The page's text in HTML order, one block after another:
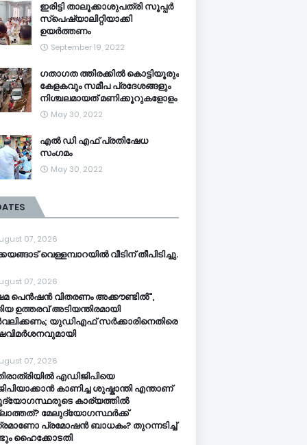
ഇരിട്ടി താലൂക്കാശുപത്രി സൂപ്പർ
സ്‌പെഷ്യാലിറ്റിയാക്കി
ഉയർത്തണം
September 19, 2022
ഗതാഗത ത്തിരക്കിൽ കൊട്ടിയൂരും
കേളകവും സമീപ പ്രദേശങ്ങളും
നിശ്ചലമായത് മണിക്കൂറുകളോളം
May 30, 2022
എൽ ഡി എഫ് പ്രതിഷേധ
സംഗമം
May 30, 2022
07, 2026
വെള്ളമ്പാറയിൽ വീടിന് തീപിടിച്ചു.
07, 2026
പെൻഷൻ വിതരണം അക്കൗണ്ടിൽ",
ഉത്തരവ് അടിയന്തിരമായി
യുഡിഎഫ് സർക്കാരിനെതിരെ
07, 2026
എഡിജിപിയെ
കാണിച്ച ശുഷ്കാന്തി എന്താണ്
കാര്യത്തിൽ
മേലുദ്യോഗസ്ഥർക്ക്
പ്രമോഷൻ ബാധകം? തുറന്നടിച്ച്
ഹൈക്കോടതി